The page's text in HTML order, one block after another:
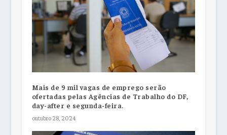
Mais de 9 mil vagas de emprego serão
ofertadas pelas Agências de Trabalho do DF,
day-after e segunda-feira.
outubro 28, 2024